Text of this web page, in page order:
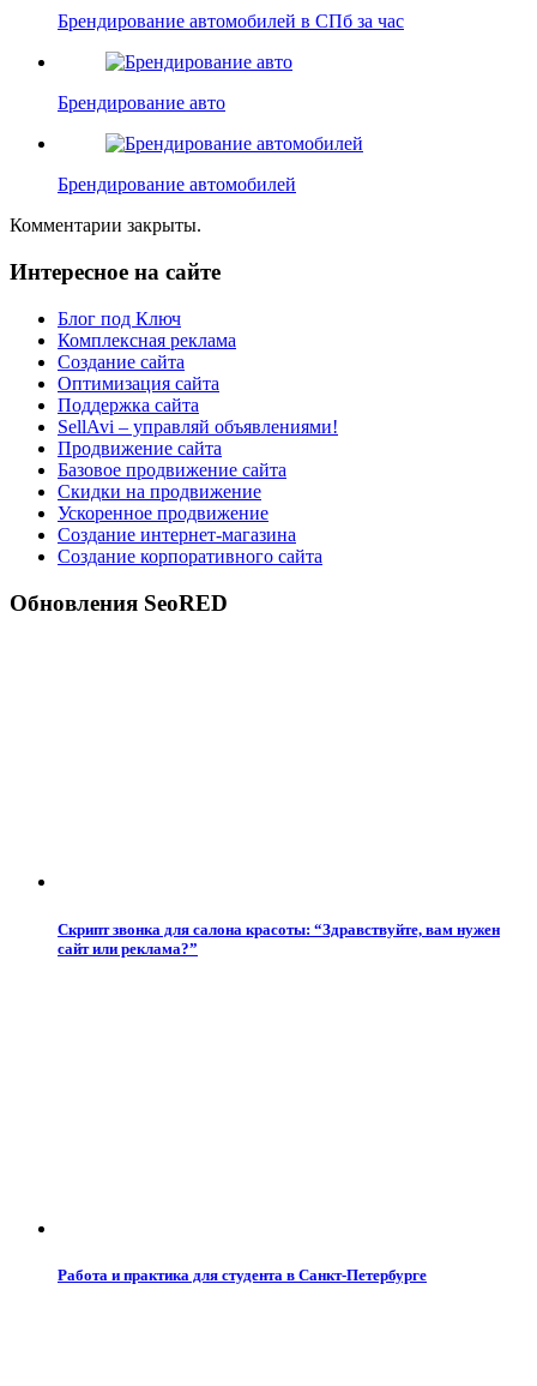
Брендирование автомобилей в СПб за час
Брендирование авто
Брендирование автомобилей
Комментарии закрыты.
Интересное на сайте
Блог под Ключ
Комплексная реклама
Создание сайта
Оптимизация сайта
Поддержка сайта
SellAvi – управляй объявлениями!
Продвижение сайта
Базовое продвижение сайта
Скидки на продвижение
Ускоренное продвижение
Создание интернет-магазина
Создание корпоративного сайта
Обновления SeoRED
Скрипт звонка для салона красоты: “Здравствуйте, вам нужен
сайт или реклама?”
Работа и практика для студента в Санкт-Петербурге